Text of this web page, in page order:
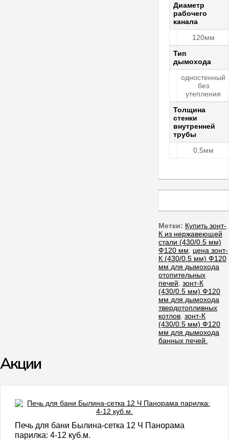
Диаметр
рабочего
канала
120мм
Тип
дымохода
одностенный
без
утепления
Толщина
стенки
внутренней
трубы
0,5мм
Метки: Купить зонт-
К из нержавеющей
стали (430/0.5 мм)
Ф120 мм
цена зонт-
К (430/0.5 мм) Ф120
мм для дымохода
отопительных
печей зонт-К
(430/0.5 мм) Ф120
мм для дымохода
твердотопливных
котлов зонт-К
(430/0.5 мм) Ф120
мм для дымохода
банных печей.
Акции
Печь для бани Былина-сетка 12 Ч Панорама
парилка: 4-12 куб.м.